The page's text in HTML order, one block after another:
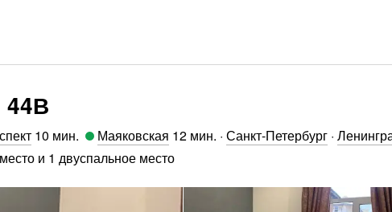
44В
10 мин. Маяковская 12 мин. · Санкт-Петербург ·
и 1 двуспальное место